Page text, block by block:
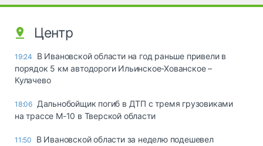
Центр
19:24
В Ивановской области на год раньше привели в
порядок 5 км автодороги Ильинское-Хованское –
Кулачево
18:06 Дальнобойщик погиб в ДТП с тремя грузовиками
на трассе М-10 в Тверской области
11:50
В Ивановской области за неделю подешевел